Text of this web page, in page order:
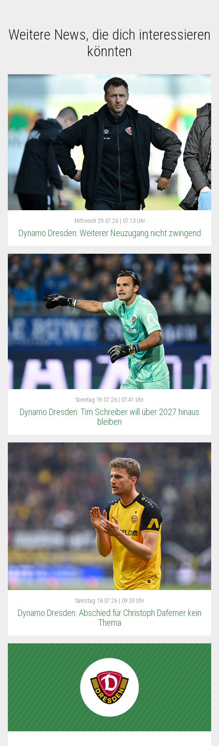
Weitere News, die dich interessieren
könnten
Mittwoch 29.07.26 | 07:13 Uhr
Dynamo Dresden: Weiterer Neuzugang nicht zwingend
Sonntag 19.07.26 | 07:41 Uhr
Dynamo Dresden: Tim Schreiber will über 2027 hinaus
bleiben
Samstag 18.07.26 | 09:33 Uhr
Dynamo Dresden: Abschied für Christoph Daferner kein
Thema